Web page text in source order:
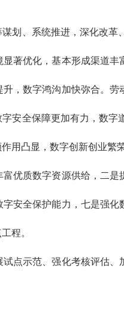
划、系统推进，深化改
著优化，基本形成渠道
，数字鸿沟加快弥合。
安全保障更加有力，数
用凸显，数字创新创业繁
优质数字资源供给，二
安全保护能力，七是强
程。
点示范、强化考核评估